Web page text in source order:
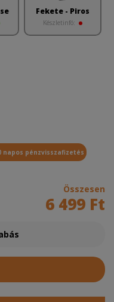
Fekete - Piros
Készletinfó:
napos pénzvisszafizetés
Összesen
6 499 Ft